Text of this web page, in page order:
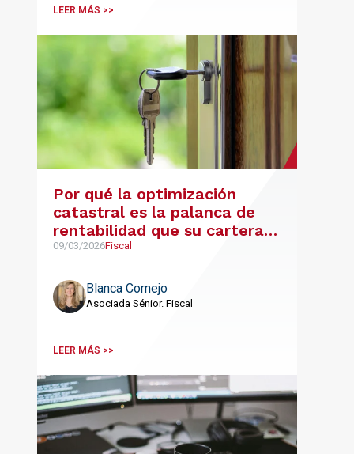
LEER MÁS >>
Por qué la optimización
catastral es la palanca de
rentabilidad que su cartera
inmobiliaria no está
09/03/2026Fiscal
Blanca Cornejo
Asociada Sénior. Fiscal
LEER MÁS >>